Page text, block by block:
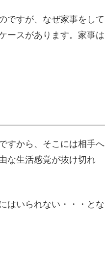
ですが、なぜ家事をして
ースがあります。家事は
すから、そこには相手へ
な生活感覚が抜け切れ
はいられない・・・とな